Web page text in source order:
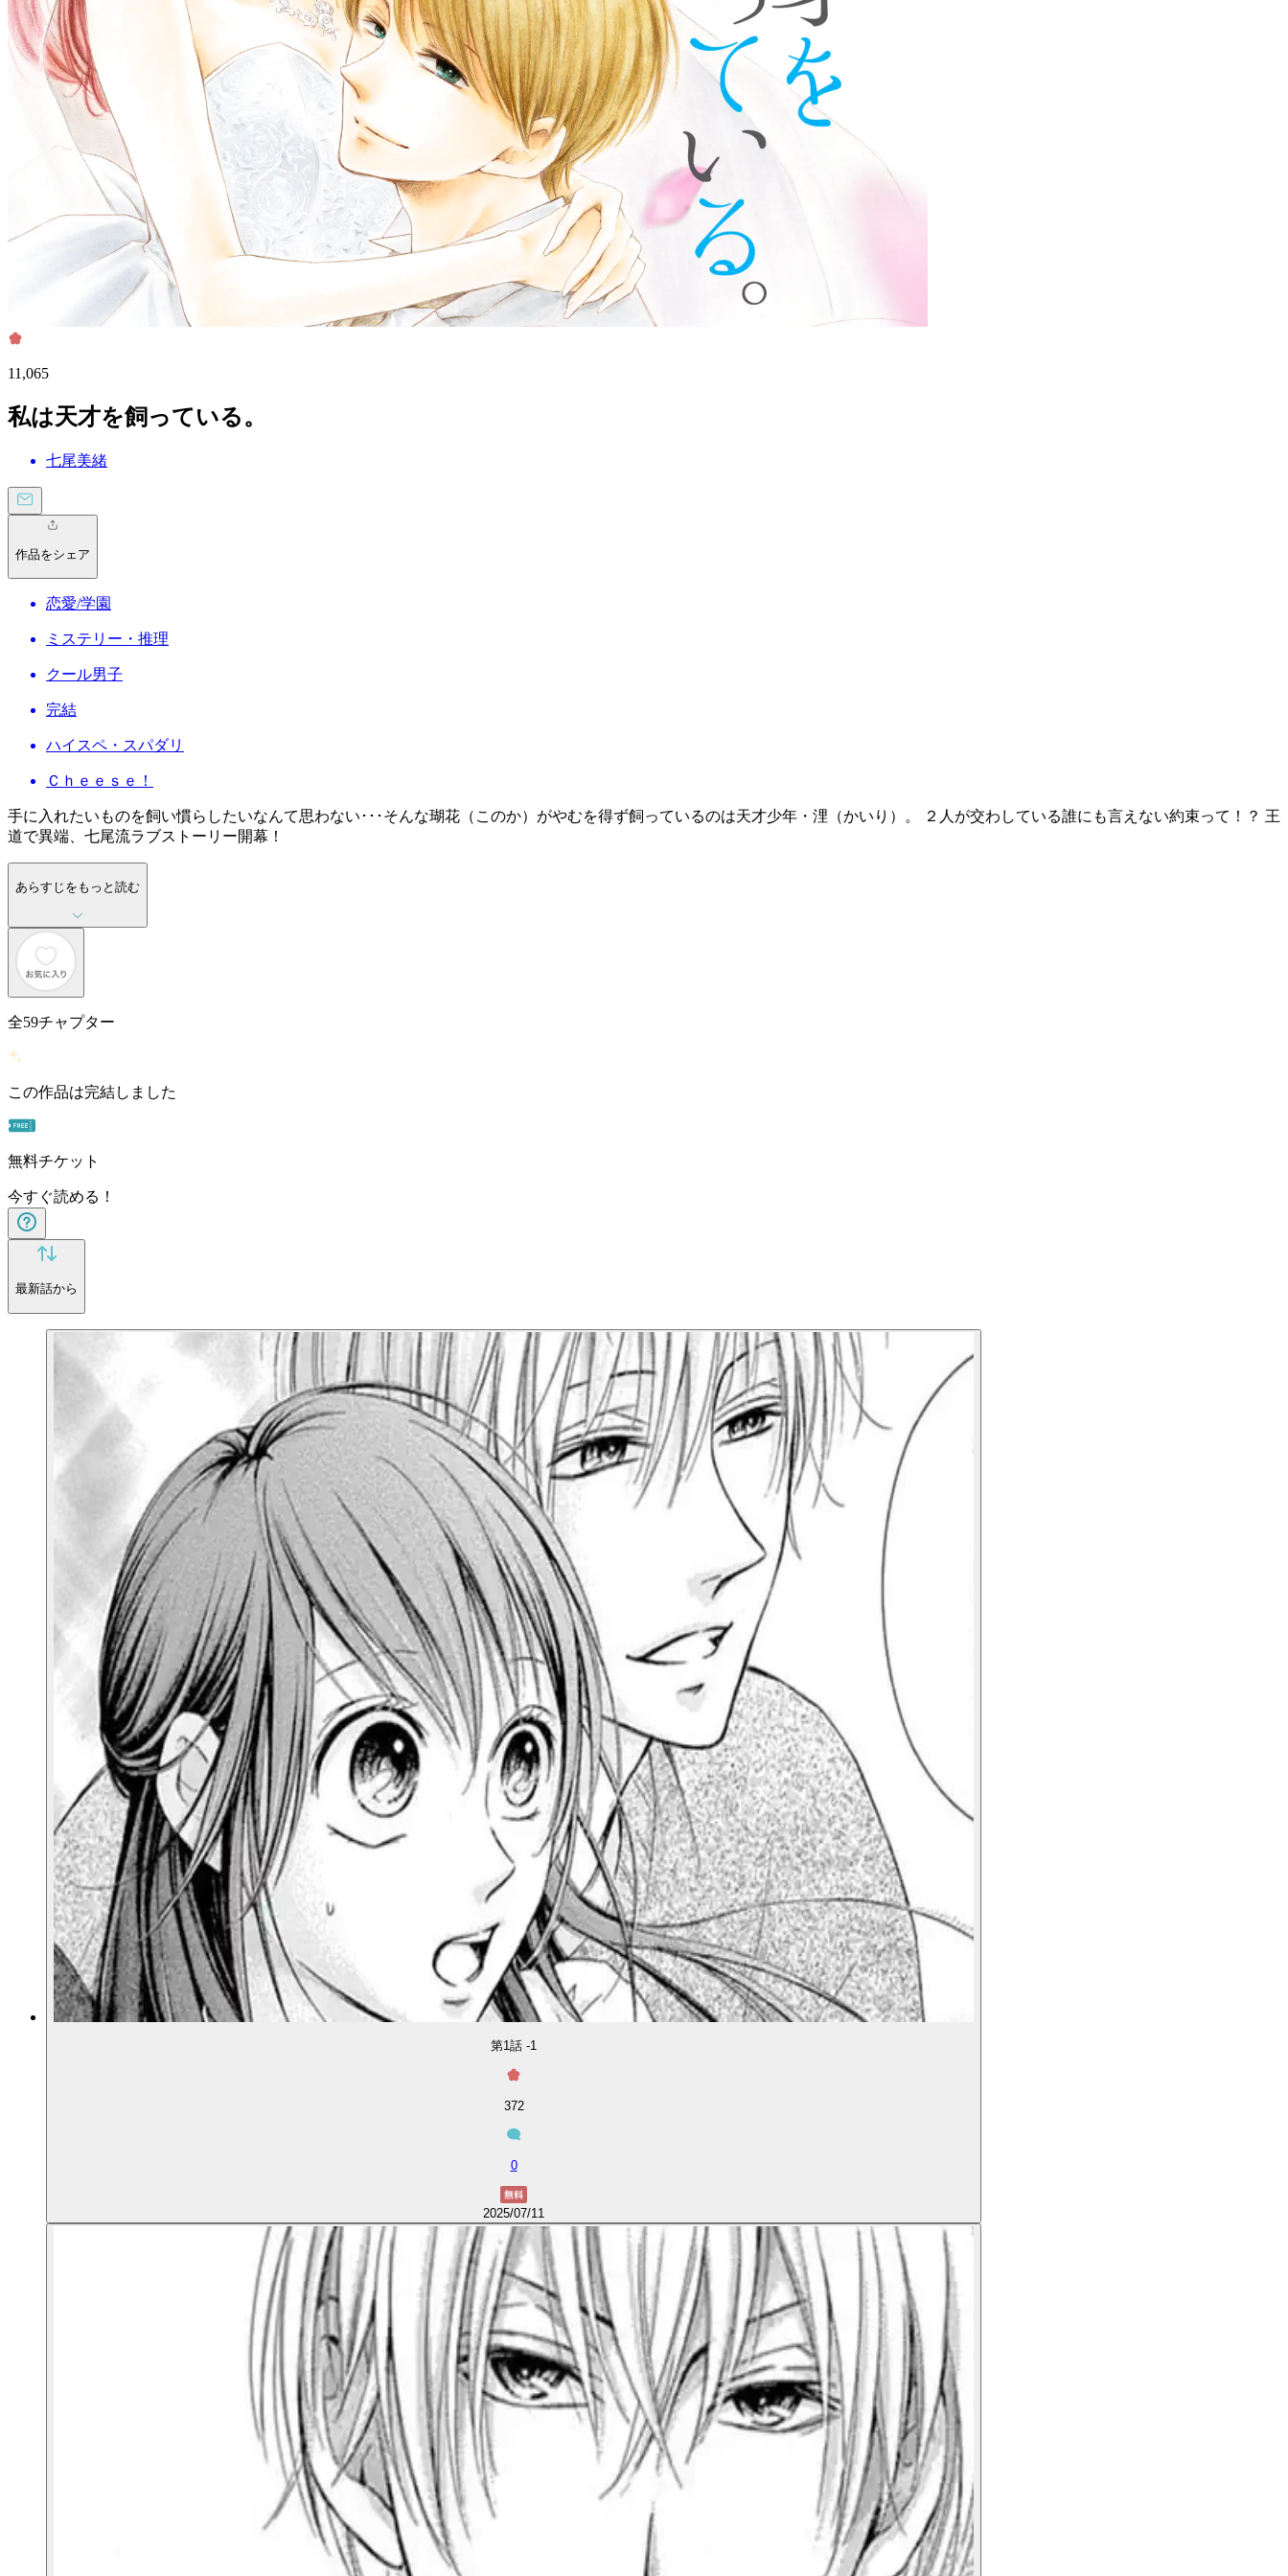
11,065
私は天才を飼っている。
七尾美緒
作品をシェア
恋愛/学園
ミステリー・推理
クール男子
完結
ハイスペ・スパダリ
Ｃｈｅｅｓｅ！
手に入れたいものを飼い慣らしたいなんて思わない･･･そんな瑚花（このか）がやむを得ず飼っているのは天才少年・浬（かいり）。 ２人が交わしている誰にも言えない約束って！？ 王
道で異端、七尾流ラブストーリー開幕！
あらすじをもっと読む
全59チャプター
この作品は完結しました
無料チケット
今すぐ読める！
最新話から
第1話 -1
372
0
2025/07/11